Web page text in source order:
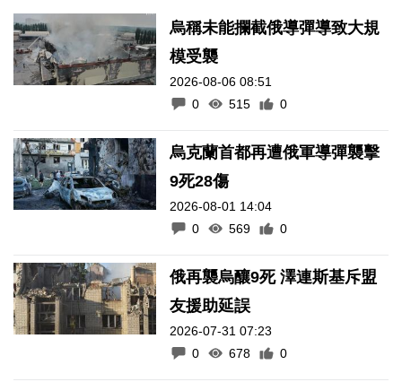
烏稱未能攔截俄導彈導致大規
模受襲
2026-08-06 08:51
0
515 0
烏克蘭首都再遭俄軍導彈襲擊
9死28傷
2026-08-01 14:04
0
569 0
俄再襲烏釀9死 澤連斯基斥盟
友援助延誤
2026-07-31 07:23
0
678 0